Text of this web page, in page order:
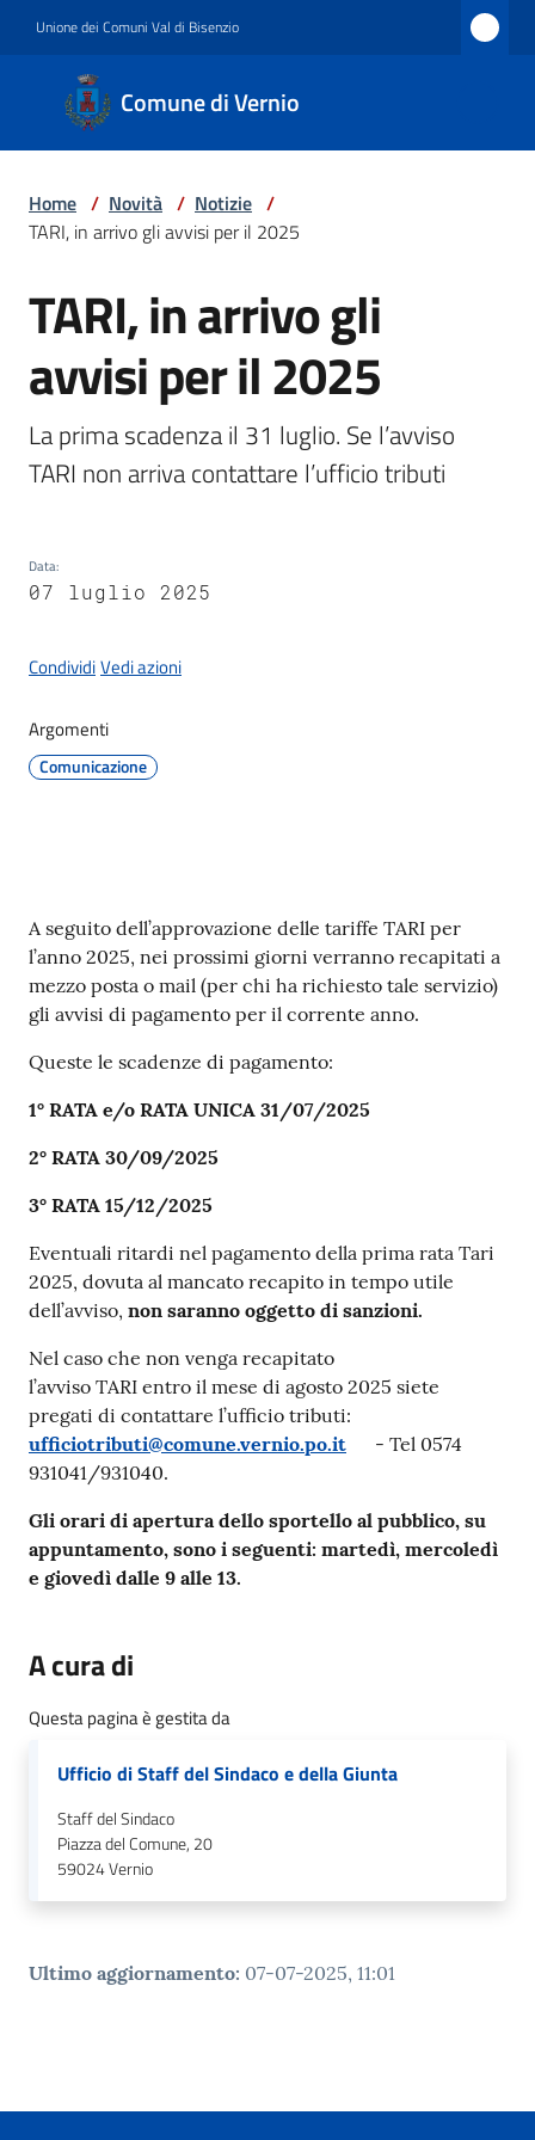
Unione dei Comuni Val di Bisenzio
Comune di Vernio
Comune
di
Vernio
Servizi
e
dati
Seguici
su
Home / Novità / Notizie /
TARI, in arrivo gli avvisi per il 2025
Salta al contenuto
TARI, in arrivo gli
avvisi per il 2025
La prima scadenza il 31 luglio. Se l’avviso
TARI non arriva contattare l’ufficio tributi
Data:
07 luglio 2025
CondividiVedi azioni
Argomenti
Comunicazione
Contenuto
A seguito dell’approvazione delle tariffe TARI per
l’anno 2025, nei prossimi giorni verranno recapitati a
mezzo posta o mail (per chi ha richiesto tale servizio)
gli avvisi di pagamento per il corrente anno.
Queste le scadenze di pagamento:
1° RATA e/o RATA UNICA 31/07/2025
2° RATA 30/09/2025
3° RATA 15/12/2025
Eventuali ritardi nel pagamento della prima rata Tari
2025, dovuta al mancato recapito in tempo utile
dell’avviso, non saranno oggetto di sanzioni.
Nel caso che non venga recapitato
l’avviso TARI entro il mese di agosto 2025 siete
pregati di contattare l’ufficio tributi:
ufficiotributi@comune.vernio.po.it
- Tel 0574
931041/931040.
Gli orari di aperturadello sportello al pubblico, su
appuntamento, sono i seguenti: martedì, mercoledì
e giovedì dalle 9 alle 13.
A cura di
Questa pagina è gestita da
Ufficio di Staff del Sindaco e della Giunta
Staff del Sindaco
Piazza del Comune, 20
59024Vernio
Ultimo aggiornamento: 07-07-2025, 11:01